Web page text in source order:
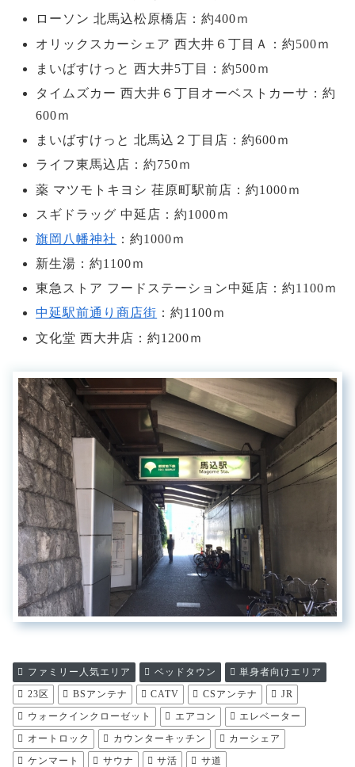
ローソン 北馬込松原橋店：約400ｍ
オリックスカーシェア 西大井６丁目Ａ：約500ｍ
まいばすけっと 西大井5丁目：約500ｍ
タイムズカー 西大井６丁目オーベストカーサ：約
600ｍ
まいばすけっと 北馬込２丁目店：約600ｍ
ライフ東馬込店：約750ｍ
薬 マツモトキヨシ 荏原町駅前店：約1000ｍ
スギドラッグ 中延店：約1000ｍ
旗岡八幡神社 ：約1000ｍ
新生湯：約1100ｍ
東急ストア フードステーション中延店：約1100ｍ
中延駅前通り商店街 ：約1100ｍ
文化堂 西大井店：約1200ｍ
ファミリー人気エリア ベッドタウン
単身者向けエリア
23区
BSアンテナ CATV CSアンテナ
JR
ウォークインクローゼット
エアコン
エレベーター
オートロック
カウンターキッチン
カーシェア
ケンマート
サウナ サ活
サ道